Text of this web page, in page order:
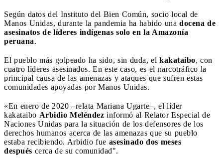
Según datos del Instituto del Bien Común, socio local de
Manos Unidas, durante la pandemia ha habido una docena de
asesinatos de líderes indígenas solo en la Amazonía
peruana.
El pueblo más golpeado ha sido, sin duda, el kakataibo, con
cuatro líderes asesinados. En este caso, es el narcotráfico la
principal causa de las amenazas y ataques que sufren estas
comunidades apoyadas por Manos Unidas.
«En enero de 2020 –relata Mariana Ugarte–, el líder
kakataibo Arbidio Meléndez informó al Relator Especial de
Naciones Unidas para la situación de los defensores de los
derechos humanos acerca de las amenazas que su pueblo
estaba recibiendo. Arbidio fue asesinado dos meses
después cerca de su comunidad".